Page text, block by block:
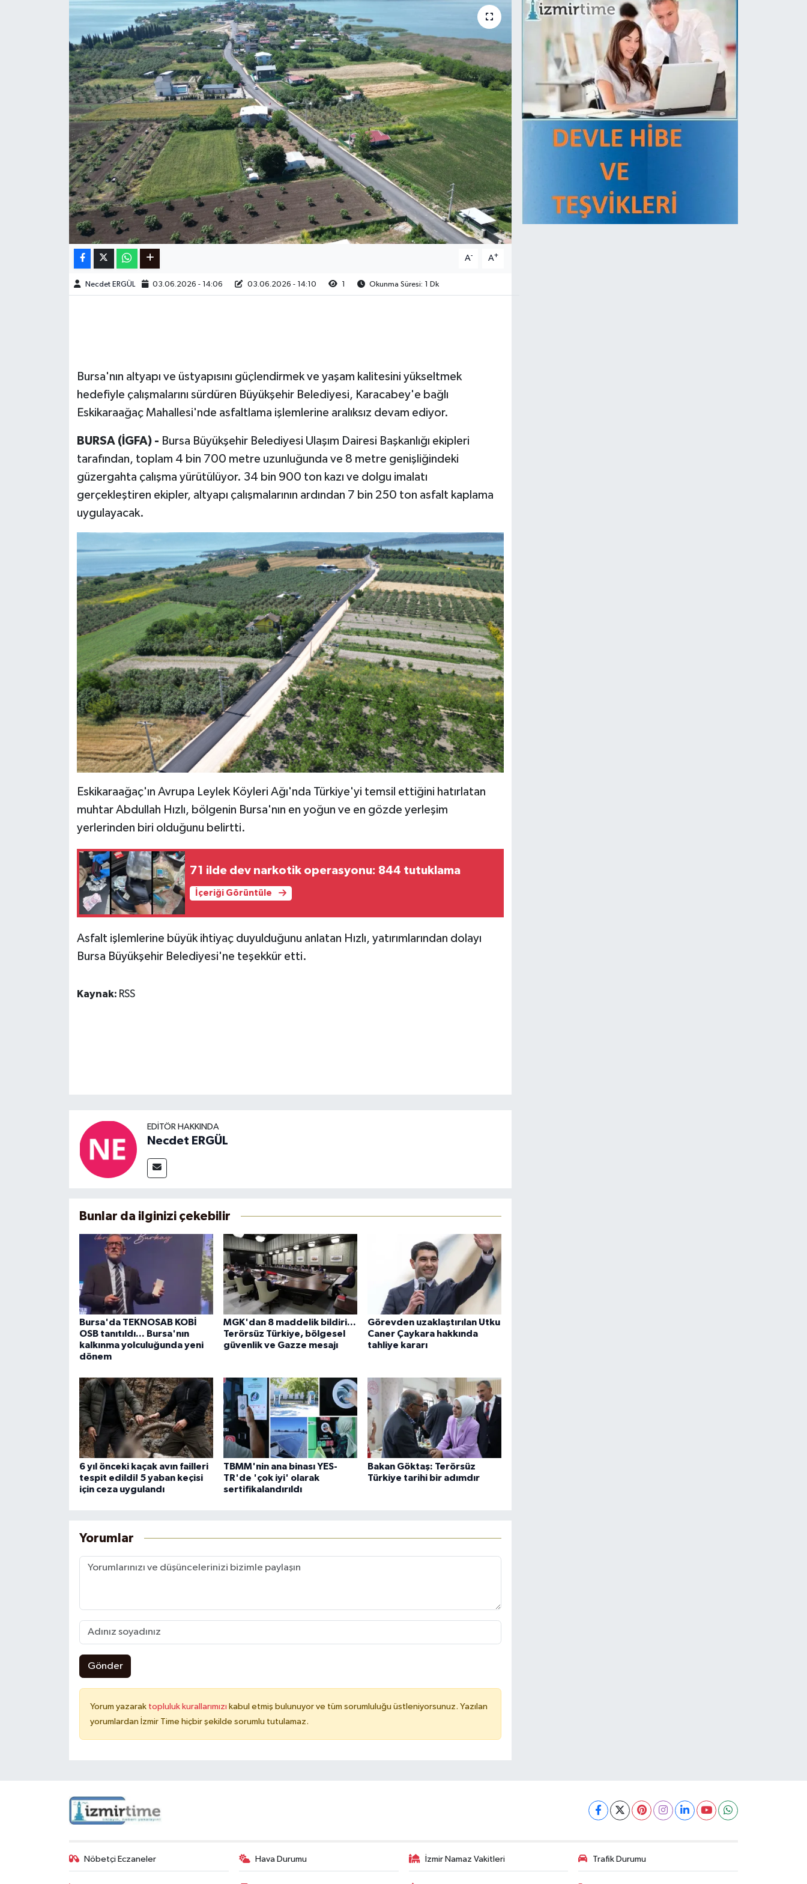
A- A+
Necdet ERGÜL 03.06.2026 - 14:06 03.06.2026 - 14:10 1 Okunma Süresi: 1 Dk
Bursa'nın altyapı ve üstyapısını güçlendirmek ve yaşam kalitesini yükseltmek
hedefiyle çalışmalarını sürdüren Büyükşehir Belediyesi, Karacabey'e bağlı
Eskikaraağaç Mahallesi'nde asfaltlama işlemlerine aralıksız devam ediyor.
BURSA (İGFA) - Bursa Büyükşehir Belediyesi Ulaşım Dairesi Başkanlığı ekipleri
tarafından, toplam 4 bin 700 metre uzunluğunda ve 8 metre genişliğindeki
güzergahta çalışma yürütülüyor. 34 bin 900 ton kazı ve dolgu imalatı
gerçekleştiren ekipler, altyapı çalışmalarının ardından 7 bin 250 ton asfalt kaplama
uygulayacak.
Eskikaraağaç'ın Avrupa Leylek Köyleri Ağı'nda Türkiye'yi temsil ettiğini hatırlatan
muhtar Abdullah Hızlı, bölgenin Bursa'nın en yoğun ve en gözde yerleşim
yerlerinden biri olduğunu belirtti.
71 ilde dev narkotik operasyonu: 844 tutuklama
İçeriği Görüntüle
Asfalt işlemlerine büyük ihtiyaç duyulduğunu anlatan Hızlı, yatırımlarından dolayı
Bursa Büyükşehir Belediyesi'ne teşekkür etti.
Kaynak: RSS
EDITÖR HAKKINDA
Necdet ERGÜL
Bunlar da ilginizi çekebilir
Bursa'da TEKNOSAB KOBİ
OSB tanıtıldı... Bursa'nın
kalkınma yolculuğunda yeni
dönem
MGK'dan 8 maddelik bildiri...
Terörsüz Türkiye, bölgesel
güvenlik ve Gazze mesajı
Görevden uzaklaştırılan Utku
Caner Çaykara hakkında
tahliye kararı
6 yıl önceki kaçak avın failleri
tespit edildi! 5 yaban keçisi
için ceza uygulandı
TBMM'nin ana binası YES-
TR'de 'çok iyi' olarak
sertifikalandırıldı
Bakan Göktaş: Terörsüz
Türkiye tarihi bir adımdır
Yorumlar
Gönder
Yorum yazarak topluluk kurallarımızı kabul etmiş bulunuyor ve tüm sorumluluğu üstleniyorsunuz. Yazılan
yorumlardan İzmir Time hiçbir şekilde sorumlu tutulamaz.
Nöbetçi Eczaneler Hava Durumu İzmir Namaz Vakitleri Trafik Durumu
İletişim